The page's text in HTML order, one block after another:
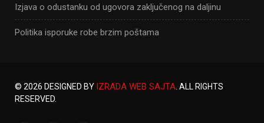
Izjava o odustanku od ugovora zaključenog na daljinu
Politika isporuke robe brzim poštama
© 2026 DESIGNED BY IZRADA WEB SAJTA. ALL RIGHTS
RESERVED.